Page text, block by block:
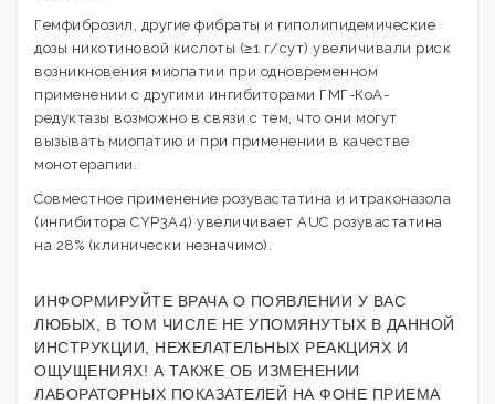
Гемфиброзил, другие фибраты и гиполипидемические
дозы никотиновой кислоты (≥1 г/сут) увеличивали риск
возникновения миопатии при одновременном
применении с другими ингибиторами ГМГ-КоА-
редуктазы возможно в связи с тем, что они могут
вызывать миопатию и при применении в качестве
монотерапии.
Совместное применение розувастатина и итраконазола
(ингибитора CYP3A4) увеличивает AUC розувастатина
на 28% (клинически незначимо).
ИНФОРМИРУЙТЕ ВРАЧА О ПОЯВЛЕНИИ У ВАС
ЛЮБЫХ, В ТОМ ЧИСЛЕ НЕ УПОМЯНУТЫХ В ДАННОЙ
ИНСТРУКЦИИ, НЕЖЕЛАТЕЛЬНЫХ РЕАКЦИЯХ И
ОЩУЩЕНИЯХ! А ТАКЖЕ ОБ ИЗМЕНЕНИИ
ЛАБОРАТОРНЫХ ПОКАЗАТЕЛЕЙ НА ФОНЕ ПРИЕМА